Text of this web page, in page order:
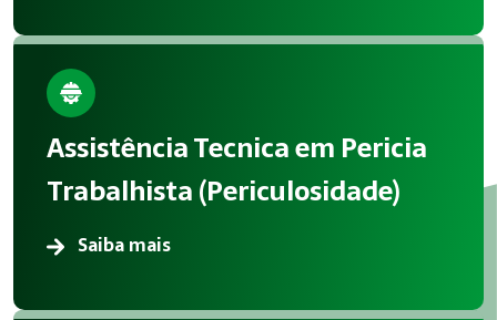
Assistência Tecnica em Pericia
Trabalhista (Periculosidade)
Saiba mais